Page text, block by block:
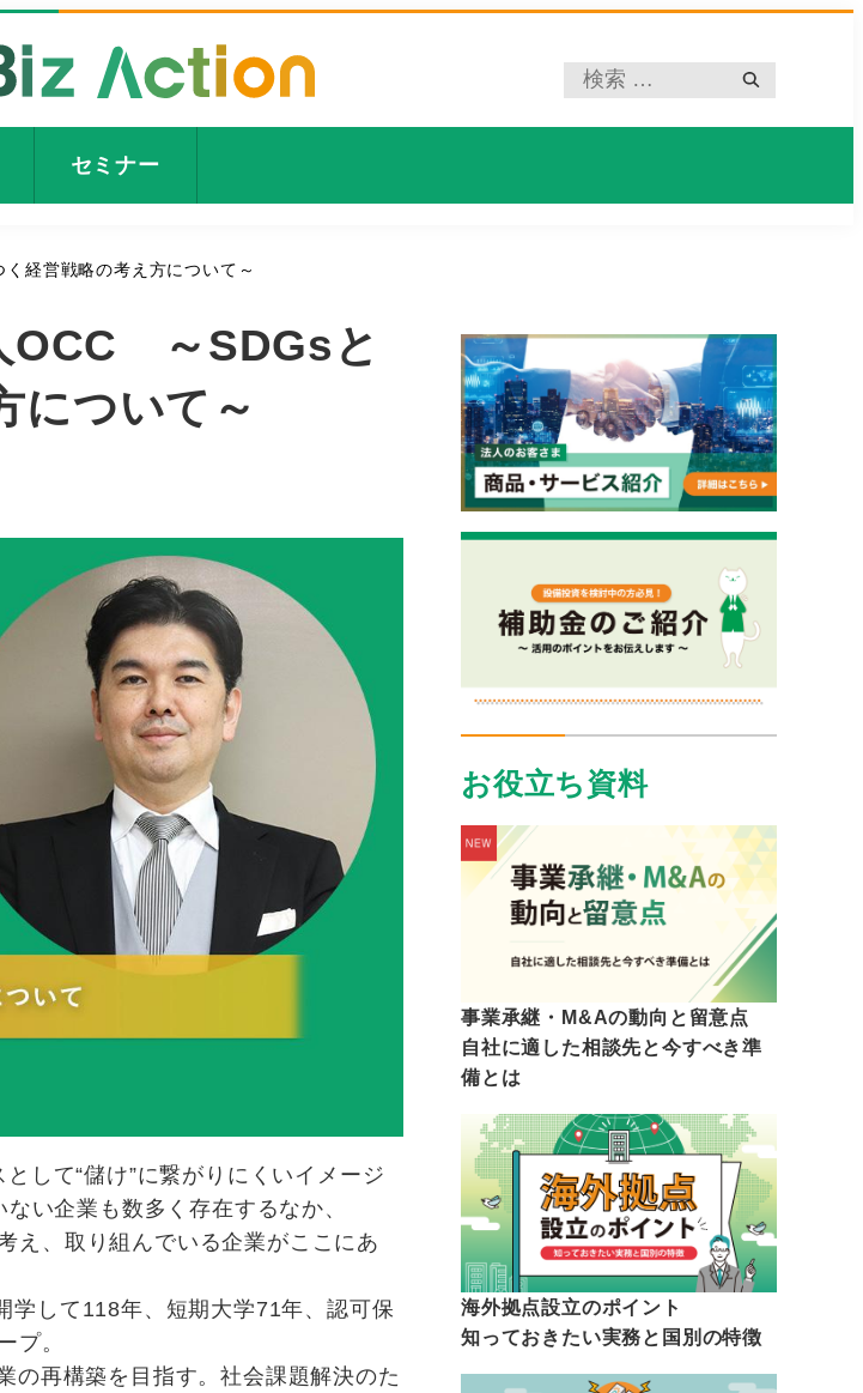
プ
ホ
セミナー
経営戦略の考え方について～
OCC ～SDGsと
について～
して“儲け”に繋がりにくいイメージ
い企業も数多く存在するなか、
え、取り組んでいる企業がここにあ
学して118年、短期大学71年、認可保
プ。
の再構築を目指す。社会課題解決のた
お役立ち資料
事業承継・M&Aの動向と留意点
自社に適した相談先と今すべき準
備とは
海外拠点設立のポイント
知っておきたい実務と国別の特徴